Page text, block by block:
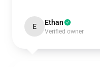
E Ethan
Verified owner